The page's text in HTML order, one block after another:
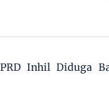
Inhil Diduga